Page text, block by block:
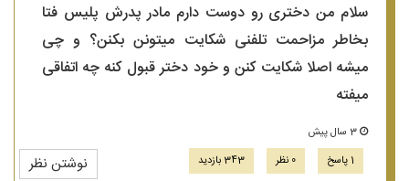
سلام من دختری رو دوست دارم مادر پدرش پلیس فتا
بخاطر مزاحمت تلفنی شکایت میتونن بکنن؟ و چی
میشه اصلا شکایت کنن و خود دختر قبول کنه چه اتفاقی
میفته
1 پاسخ
0 نظر 343 بازدید نوشتن نظر